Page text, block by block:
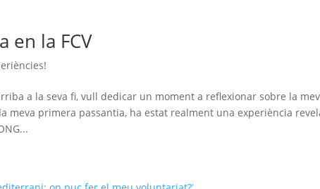
en la FCV
a la seva fi, vull dedicar un moment a reflexionar sobre la
meva primera passantia, ha estat realment una experiència